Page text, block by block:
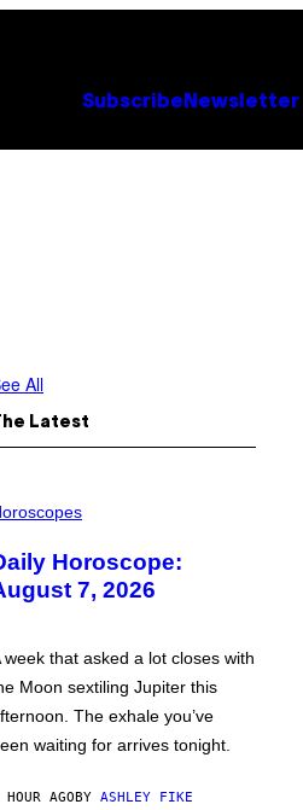
Subscribe Newsletter
All
Latest
Horoscope:
7, 2026
week that asked a lot closes with
Moon sextiling Jupiter this
The exhale you’ve
waiting for arrives tonight.
HOUR AGOBY ASHLEY FIKE